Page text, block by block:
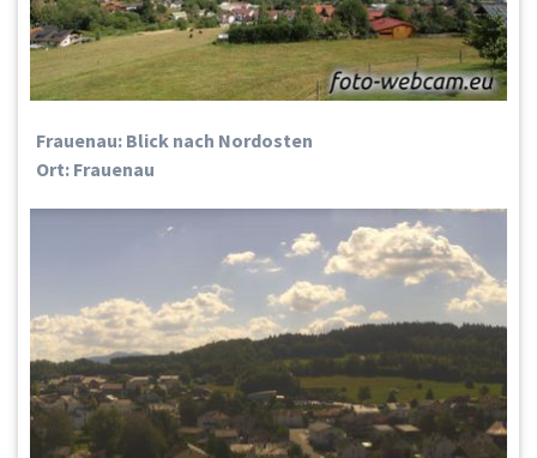
Frauenau: Blick nach Nordosten
Ort: Frauenau